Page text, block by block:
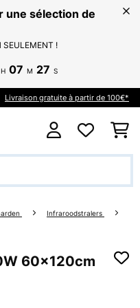
une sélection de
SEULEMENT !
H 07 M 27 S
Livraison gratuite à partir de 100€*
Infraroodstralers
60x120cm